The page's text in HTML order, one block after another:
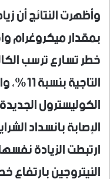
وأظهرت النتائج أن
بمقدار ميكروغرام
خطر تسارع ترسب
ارتبطت الزيادة
النيتروجين